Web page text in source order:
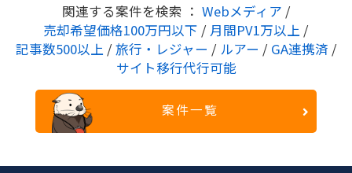
関連する案件を検索 ： Webメディア /
売却希望価格100万円以下 / 月間PV1万以上 /
記事数500以上 / 旅行・レジャー / ルアー / GA連携済 /
サイト移行代行可能
案件一覧